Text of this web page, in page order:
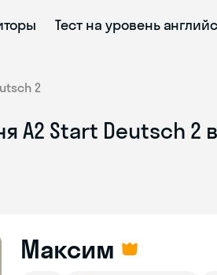
Тест на уровень
2
A2 Start Deutsch 2
Максим